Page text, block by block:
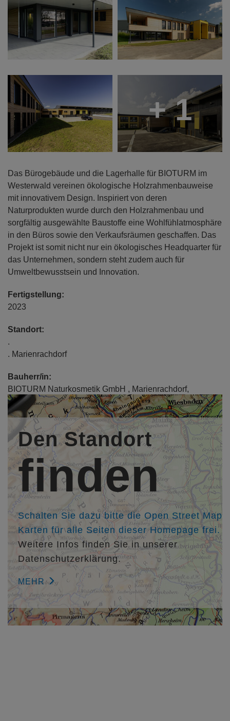
+ 1
Das Bürogebäude und die Lagerhalle für BIOTURM im
Westerwald vereinen ökologische Holzrahmenbauweise
mit innovativem Design. Inspiriert von deren
Naturprodukten wurde durch den Holzrahmenbau und
sorgfältig ausgewählte Baustoffe eine Wohlfühlatmosphäre
in den Büros sowie den Verkaufsräumen geschaffen. Das
Projekt ist somit nicht nur ein ökologisches Headquarter für
das Unternehmen, sondern steht zudem auch für
Umweltbewusstsein und Innovation.
Fertigstellung:
2023
Standort:
.
. Marienrachdorf
Bauherr/in:
BIOTURM Naturkosmetik GmbH , Marienrachdorf,
http://www.bioturm.de
Entwurfsverfasser/in:
Architekt Dipl.-Ing. Wolfgang Loth, LOTH-HAUS GmbH,
Niederelbert, http://www.loth-haus.com
Mitarbeiter/in:
Architektin Dipl.-Ing. (FH) Corinna Forster
Holzbautechniker, Zimmermeister Maximilian Schmuck
Sonstiges M.A. Lena-Marie Tarkel, Niederelbert
Den Standort
finden
Schalten Sie dazu bitte die Open Street Map
Karten für alle Seiten dieser Homepage frei.
Weitere Infos finden Sie in unserer
Datenschutzerklärung.
MEHR